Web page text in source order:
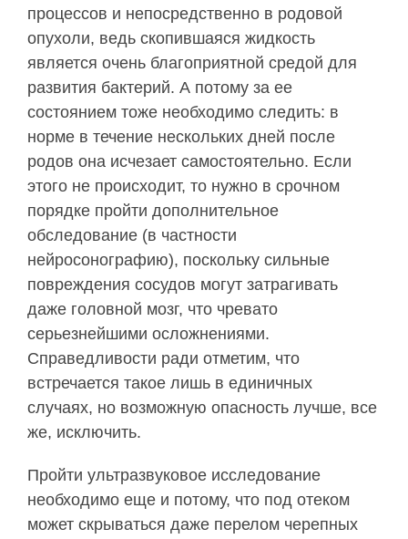
процессов и непосредственно в родовой
опухоли, ведь скопившаяся жидкость
является очень благоприятной средой для
развития бактерий. А потому за ее
состоянием тоже необходимо следить: в
норме в течение нескольких дней после
родов она исчезает самостоятельно. Если
этого не происходит, то нужно в срочном
порядке пройти дополнительное
обследование (в частности
нейросонографию), поскольку сильные
повреждения сосудов могут затрагивать
даже головной мозг, что чревато
серьезнейшими осложнениями.
Справедливости ради отметим, что
встречается такое лишь в единичных
случаях, но возможную опасность лучше, все
же, исключить.
Пройти ультразвуковое исследование
необходимо еще и потому, что под отеком
может скрываться даже перелом черепных